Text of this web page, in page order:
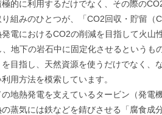
的に利用するだけでなく、その際の
組みのひとつが、「CO2回収・貯留（
電におけるCO2の削減を目指して火山
地下の岩石中に固定化させるというも
目指し、天然資源を使うだけでなく、
用方法を模索しています。
地熱発電を支えているタービン（発電
蒸気には鉄などを錆びさせる「腐食成